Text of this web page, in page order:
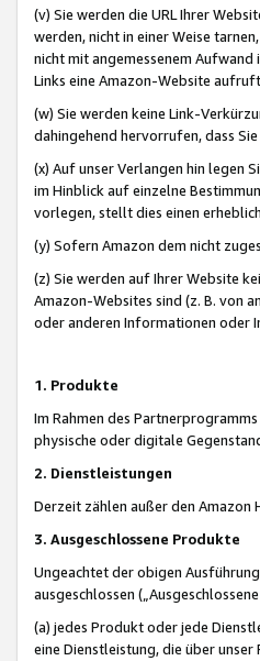
(v) Sie werden die URL Ihrer
werden, nicht in einer Weise
nicht mit angemessenem Aufwand
Links eine Amazon-Website
(w) Sie werden keine Link-
dahingehend hervorrufen, dass
(x) Auf unser Verlangen hin legen
im Hinblick auf einzelne
vorlegen, stellt dies einen
(y) Sofern Amazon dem nicht
(z) Sie werden auf Ihrer Website
Amazon-Websites sind (z. B. von
oder anderen Informationen oder
1. Produkte
Im Rahmen des
physische oder digitale
2. Dienstleistungen
Derzeit zählen außer den Amazon
3. Ausgeschlossene Produkte
Ungeachtet der obigen
ausgeschlossen
(a) jedes Produkt oder jede
eine Dienstleistung, die über